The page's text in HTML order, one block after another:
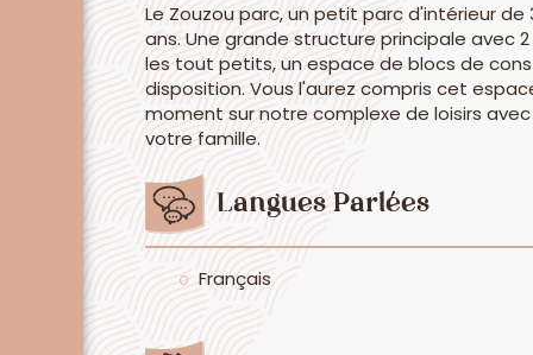
Le Zouzou parc, un petit parc d'intérieur
ans. Une grande structure principale avec
les tout petits, un espace de blocs de
disposition. Vous l'aurez compris cet
moment sur notre complexe de loisirs
votre famille.
Langues Parlées
Français